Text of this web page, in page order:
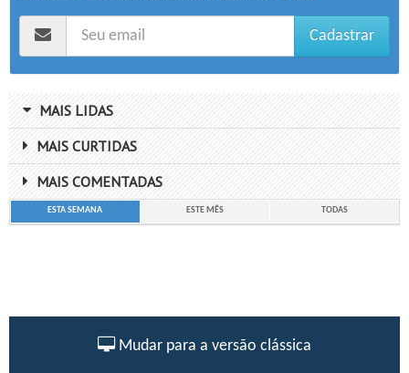
Cadastrar
MAIS LIDAS
MAIS CURTIDAS
MAIS COMENTADAS
ESTA SEMANA ESTE MÊS TODAS
Mudar para a versão clássica